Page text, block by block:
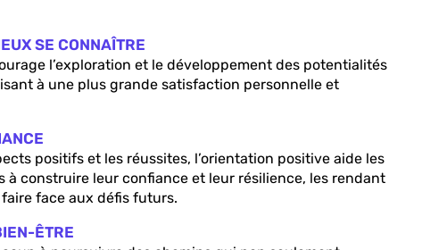
SE CONNAÎTRE
l’exploration et le développement des potentialités
à une plus grande satisfaction personnelle et
positifs et les réussites, l’orientation positive aide les
à construire leur confiance et leur résilience, les rendant
face aux défis futurs.
ÊTRE